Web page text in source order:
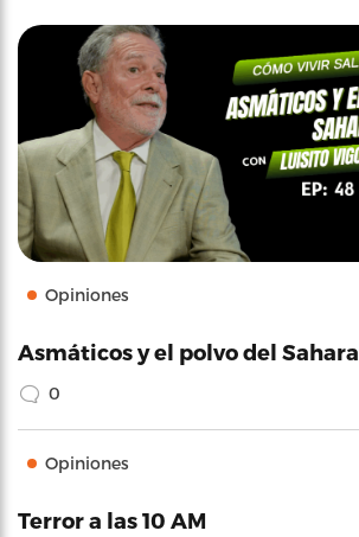
Opiniones
Asmáticos y el polvo del Sahara
0
Opiniones
Terror a las 10 AM